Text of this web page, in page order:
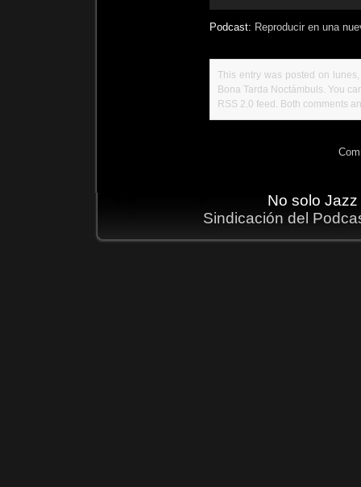
Podcast: Reproducir en una
This entry was posted on
Bona Tarda Noctámbuls. You
RSS 2.0 feed. Both comments
No solo
Sindicación del